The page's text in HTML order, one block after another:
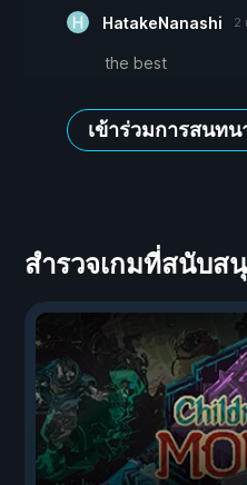
HatakeNanashi 2
the best
เข้าร่วมการสนทน
สำรวจเกมที่สนับส